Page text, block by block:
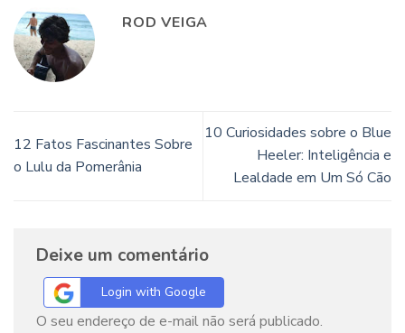
ROD VEIGA
12 Fatos Fascinantes Sobre
o Lulu da Pomerânia
10 Curiosidades sobre o Blue
Heeler: Inteligência e
Lealdade em Um Só Cão
Deixe um comentário
Login with Google
O seu endereço de e-mail não será publicado.